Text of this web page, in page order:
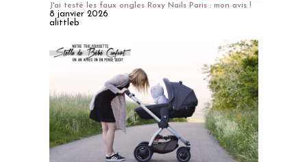
J'ai testé les faux ongles Roxy Nails Paris : mon avis !
8 janvier 2026
alittleb